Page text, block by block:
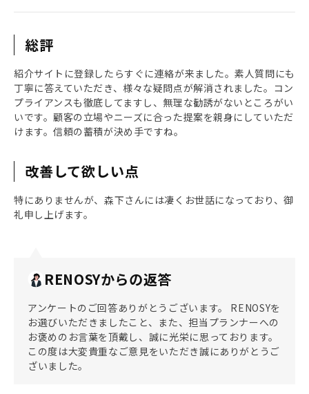
総評
紹介サイトに登録したらすぐに連絡が来ました。素人質問にも
丁寧に答えていただき、様々な疑問点が解消されました。コン
プライアンスも徹底してますし、無理な勧誘がないところがい
いです。顧客の立場やニーズに合った提案を親身にしていただ
けます。信頼の蓄積が決め手ですね。
改善して欲しい点
特にありませんが、森下さんには凄くお世話になっており、御
礼申し上げます。
RENOSYからの返答
アンケートのご回答ありがとうございます。 RENOSYを
お選びいただきましたこと、また、担当プランナーへの
お褒めのお言葉を頂戴し、誠に光栄に思っております。
この度は大変貴重なご意見をいただき誠にありがとうご
ざいました。